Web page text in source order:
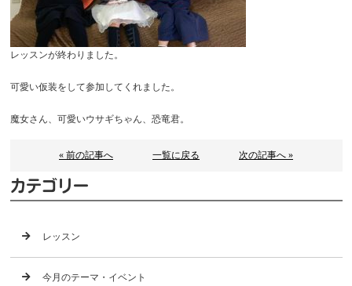
レッスンが終わりました。
可愛い仮装をして参加してくれました。
魔女さん、可愛いウサギちゃん、恐竜君。
« 前の記事へ 一覧に戻る 次の記事へ »
カテゴリー
レッスン
今月のテーマ・イベント